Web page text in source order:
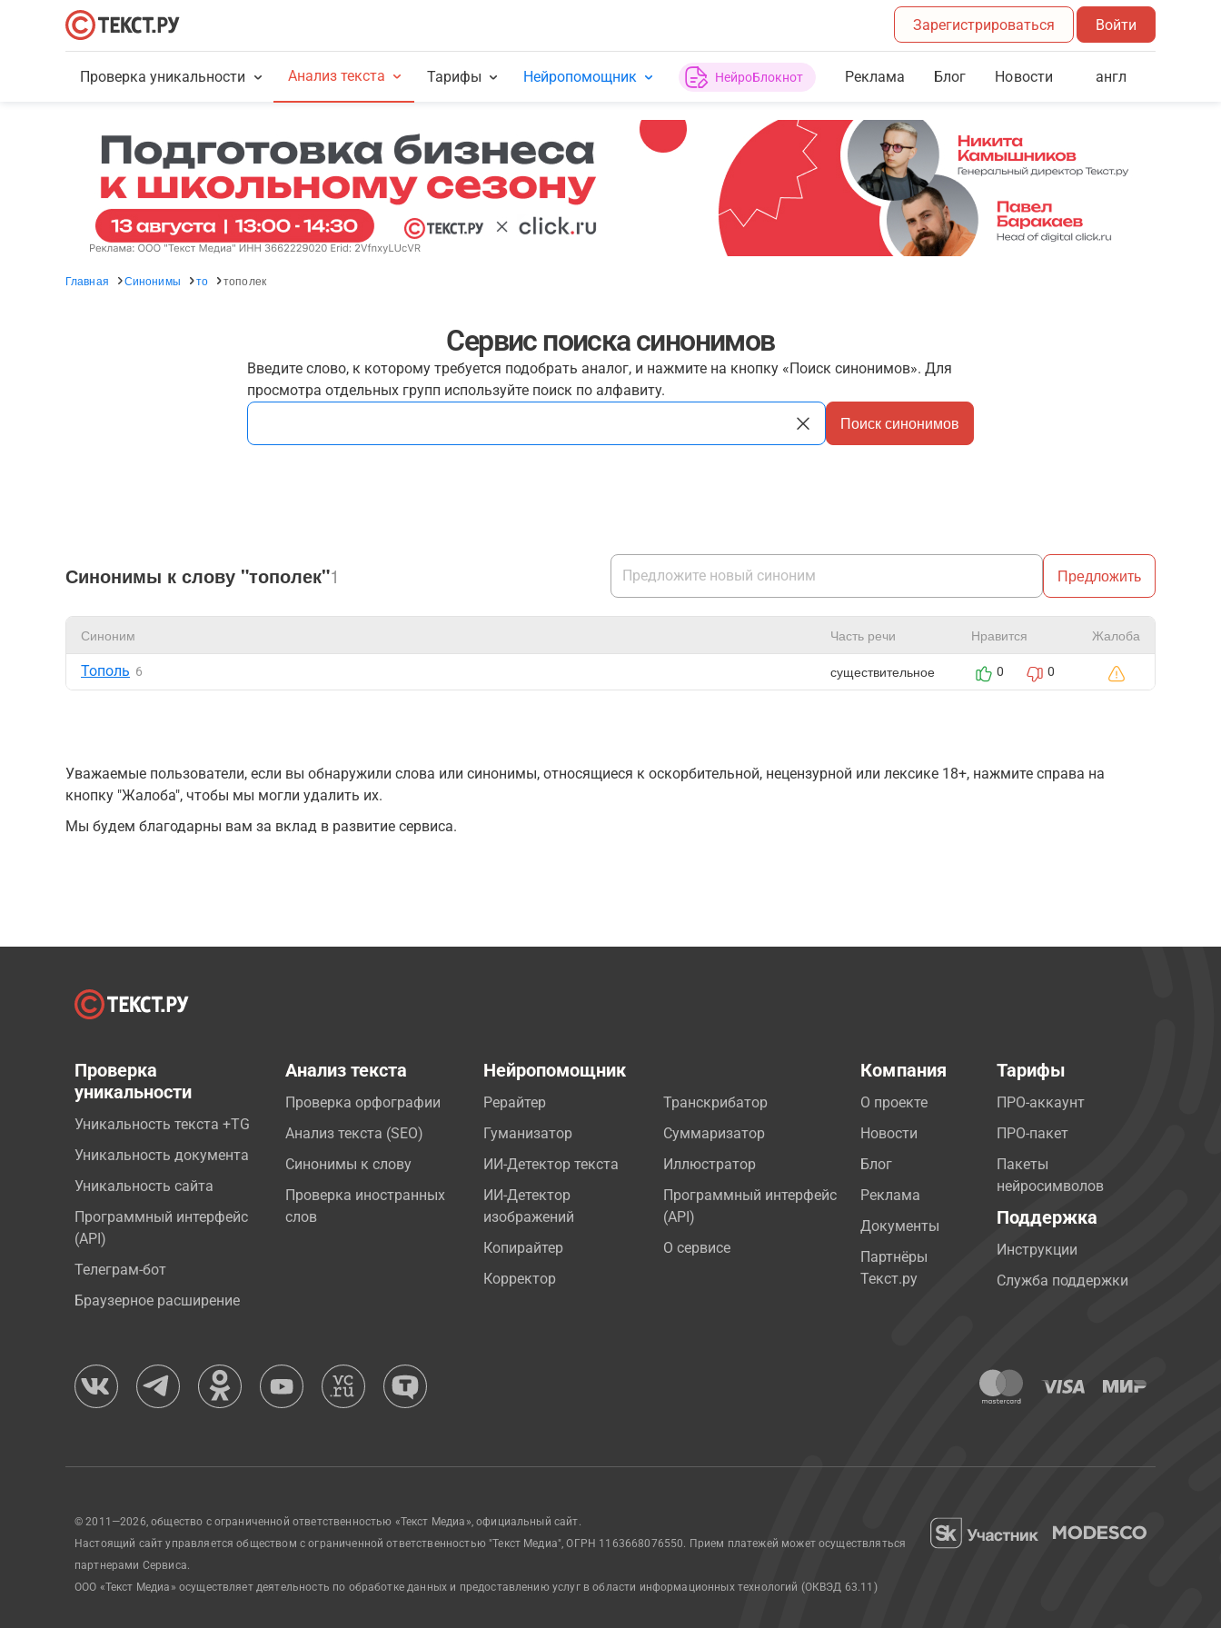
Зарегистрироваться Войти
Проверка уникальности Анализ текста Тарифы Нейропомощник НейроБлокнот Реклама Блог Новости англ
Главная Синонимы то тополек
Сервис поиска синонимов
Введите слово, к которому требуется подобрать аналог, и нажмите на кнопку «Поиск синонимов». Для
просмотра отдельных групп используйте поиск по алфавиту.
Поиск синонимов
Синонимы к слову "тополек"1 Предложить
Синоним Часть речи Нравится Жалоба
Тополь 6 существительное 0 0
Уважаемые пользователи, если вы обнаружили слова или синонимы, относящиеся к оскорбительной, нецензурной или лексике 18+, нажмите справа на
кнопку "Жалоба", чтобы мы могли удалить их.
Мы будем благодарны вам за вклад в развитие сервиса.
Проверка
уникальности
Уникальность текста +TG
Уникальность документа
Уникальность сайта
Программный интерфейс
(API)
Телеграм-бот
Браузерное расширение
Анализ текста
Проверка орфографии
Анализ текста (SEO)
Синонимы к слову
Проверка иностранных
слов
Нейропомощник
Рерайтер
Гуманизатор
ИИ-Детектор текста
ИИ-Детектор
изображений
Копирайтер
Корректор
Транскрибатор
Суммаризатор
Иллюстратор
Программный интерфейс
(API)
О сервисе
Компания
О проекте
Новости
Блог
Реклама
Документы
Партнёры
Текст.ру
Тарифы
ПРО-аккаунт
ПРО-пакет
Пакеты
нейросимволов
Поддержка
Инструкции
Служба поддержки
© 2011—2026, общество с ограниченной ответственностью «Текст Медиа», официальный сайт.
Настоящий сайт управляется обществом с ограниченной ответственностью "Текст Медиа", ОГРН 1163668076550. Прием платежей может осуществляться
партнерами Сервиса.
ООО «Текст Медиа» осуществляет деятельность по обработке данных и предоставлению услуг в области информационных технологий (ОКВЭД 63.11)